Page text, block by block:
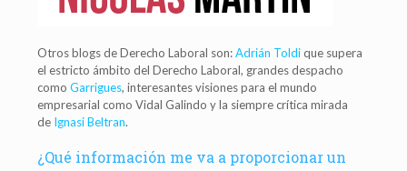
Otros blogs de Derecho Laboral son:Adrián Toldique supera
el estricto ámbito del Derecho Laboral, grandes despacho
como Garrigues, interesantes visiones para el mundo
empresarial como Vidal Galindo y la siempre crítica mirada
de Ignasi Beltran.
¿Qué información me va a proporcionar un